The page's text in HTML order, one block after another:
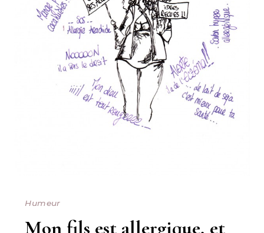
Humeur
Mon fils est allergique, et